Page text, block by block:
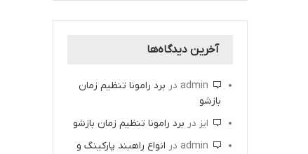
آخرین دیدگاه‌ها
admin در برد رامونا تنظیم زمان
بازشو
ایز در برد رامونا تنظیم زمان بازشو
admin در انواع راهبند پارکینگ و